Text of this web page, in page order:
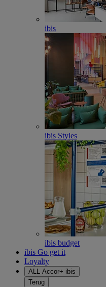
ibis
ibis Styles
ibis budget
ibis Go get it
Loyalty
ALL Accor+ ibis
Terug